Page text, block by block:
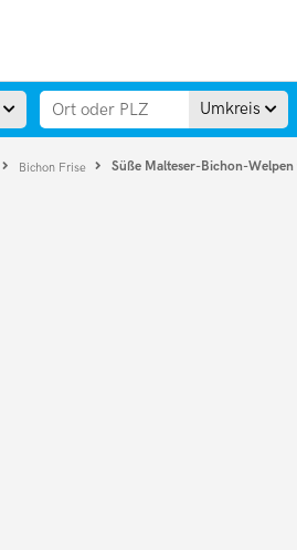
Umkreis
Bichon Frise Süße Malteser-Bichon-